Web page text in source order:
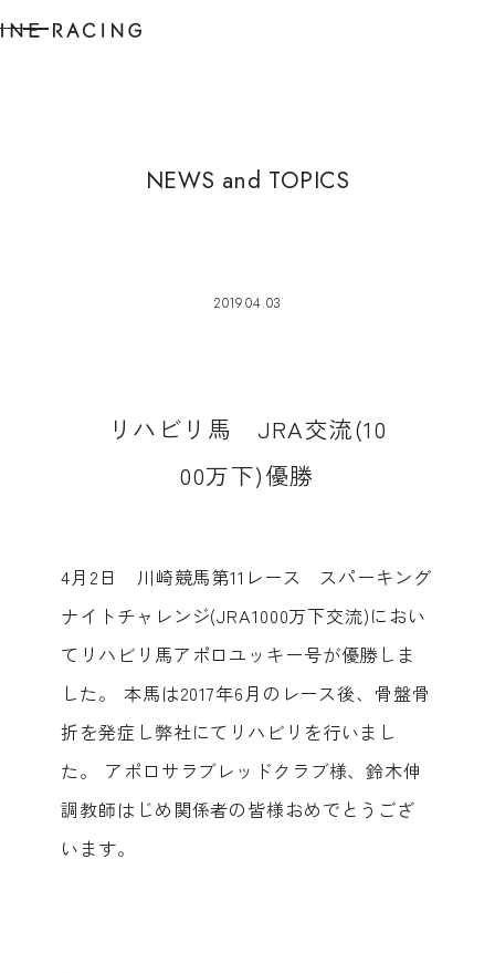
NEWS and TOPICS
2019.04.03
リ ハ ビ リ 馬 JRA交流(10
00万下)優勝
4月2日 川崎競馬第11レース スパーキング
ナイトチャレンジ(JRA1000万下交流)におい
てリハビリ馬アポロユッキー号が優勝しま
した。 本馬は2017年6月のレース後、骨盤骨
折を発症し弊社にてリハビリを行いまし
た。 アポロサラブレッドクラブ様、鈴木伸
調教師はじめ関係者の皆様おめでとうござ
います。